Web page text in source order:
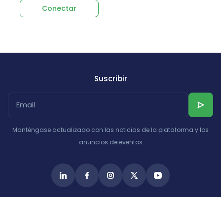
Conectar
Suscribir
Manténgase actualizado con las noticias de la plataforma y los
anuncios de eventos